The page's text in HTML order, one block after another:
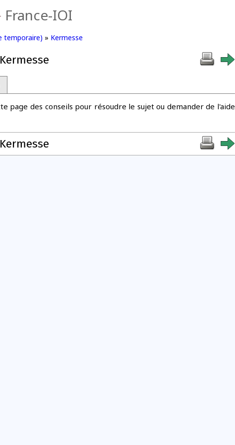
France-IOI
temporaire) » Kermesse
Kermesse
page des conseils pour résoudre le sujet ou demander de l'aide
Kermesse